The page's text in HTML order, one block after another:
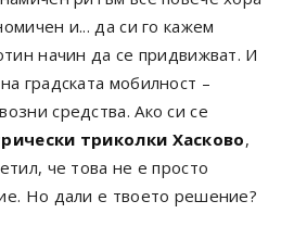
и... да си го кажем
начин да се придвижват. И
градската мобилност –
средства. Ако си се
триколки Хасково,
че това не е просто
Но дали е твоето решение?